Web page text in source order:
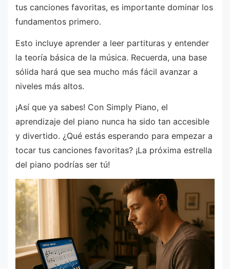
tus canciones favoritas, es importante dominar los
fundamentos primero.
Esto incluye aprender a leer partituras y entender
la teoría básica de la música. Recuerda, una base
sólida hará que sea mucho más fácil avanzar a
niveles más altos.
¡Así que ya sabes! Con Simply Piano, el
aprendizaje del piano nunca ha sido tan accesible
y divertido. ¿Qué estás esperando para empezar a
tocar tus canciones favoritas? ¡La próxima estrella
del piano podrías ser tú!